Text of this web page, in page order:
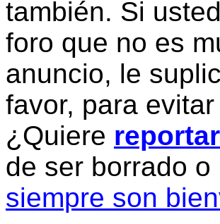
también. Si
foro que no es
anuncio, le
favor, para
¿Quiere
de ser borrado
siempre son